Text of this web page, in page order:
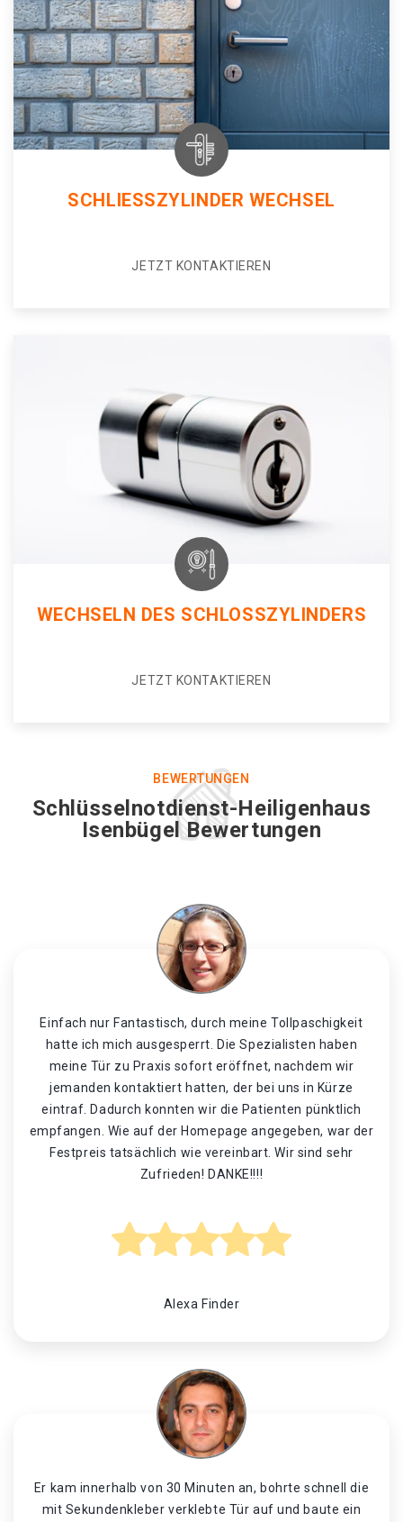
SCHLIESSZYLINDER WECHSEL
JETZT KONTAKTIEREN
WECHSELN DES SCHLOSSZYLINDERS
JETZT KONTAKTIEREN
BEWERTUNGEN
Schlüsselnotdienst-Heiligenhaus
Isenbügel Bewertungen
Einfach nur Fantastisch, durch meine Tollpaschigkeit
hatte ich mich ausgesperrt. Die Spezialisten haben
meine Tür zu Praxis sofort eröffnet, nachdem wir
jemanden kontaktiert hatten, der bei uns in Kürze
eintraf. Dadurch konnten wir die Patienten pünktlich
empfangen. Wie auf der Homepage angegeben, war der
Festpreis tatsächlich wie vereinbart. Wir sind sehr
Zufrieden! DANKE!!!!
Alexa Finder
Er kam innerhalb von 30 Minuten an, bohrte schnell die
mit Sekundenkleber verklebte Tür auf und baute ein